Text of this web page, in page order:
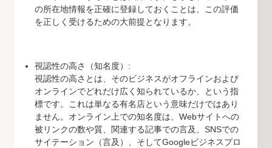
の所在地情報を正確に登録しておくことは、この評価
を正しく受けるための大前提となります。
視認性の高さ（知名度）:
視認性の高さとは、そのビジネスがオフラインおよび
オンラインでどれだけ広く知られているか、という指
標です。これは単なる有名店という意味だけではあり
ません。オンライン上での知名度は、Webサイトへの
被リンクの数や質、関連する記事での言及、SNSでの
サイテーション（言及）、そしてGoogleビジネスプロ